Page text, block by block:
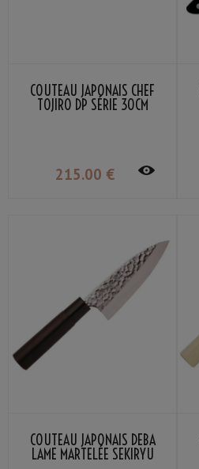
COUTEAU JAPONAIS CHEF
TOJIRO DP SÉRIE 30CM
215.00 €
COUTEAU JAPONAIS DEBA
LAME MARTELÉE SEKIRYU